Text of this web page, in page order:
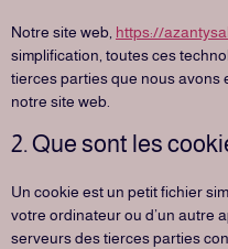
Notre site web, https://
simplification, toutes ces
tierces parties que nous avons
notre site web.
2. Que sont les
Un cookie est un petit fichier
votre ordinateur ou d’un autre
serveurs des tierces parties